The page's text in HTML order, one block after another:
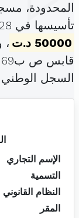
المحدودة،
تأسيسها في 28 سبتمبر 1999 برأس مال قدره
50000 د.ت
،
قابس ص ب69 4200 قبلي (
السجل
الإسم التجاري
التسمية
النظام القانوني
المقر